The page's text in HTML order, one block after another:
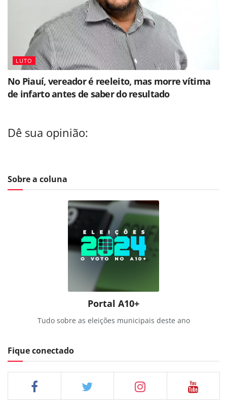
LUTO
No Piauí, vereador é reeleito, mas morre vítima
de infarto antes de saber do resultado
Dê sua opinião:
Sobre a coluna
Portal A10+
Tudo sobre as eleições municipais deste ano
Fique conectado